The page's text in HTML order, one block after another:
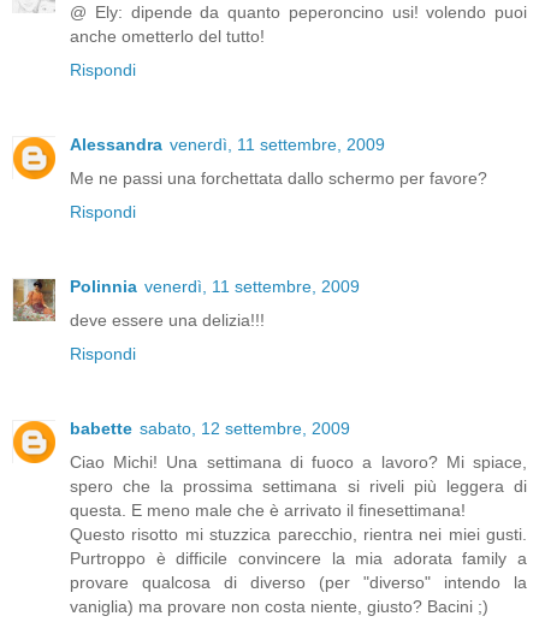
@ Ely: dipende da quanto peperoncino usi! volendo puoi
anche ometterlo del tutto!
Rispondi
Alessandra venerdì, 11 settembre, 2009
Me ne passi una forchettata dallo schermo per favore?
Rispondi
Polinnia venerdì, 11 settembre, 2009
deve essere una delizia!!!
Rispondi
babette sabato, 12 settembre, 2009
Ciao Michi! Una settimana di fuoco a lavoro? Mi spiace,
spero che la prossima settimana si riveli più leggera di
questa. E meno male che è arrivato il finesettimana!
Questo risotto mi stuzzica parecchio, rientra nei miei gusti.
Purtroppo è difficile convincere la mia adorata family a
provare qualcosa di diverso (per "diverso" intendo la
vaniglia) ma provare non costa niente, giusto? Bacini ;)